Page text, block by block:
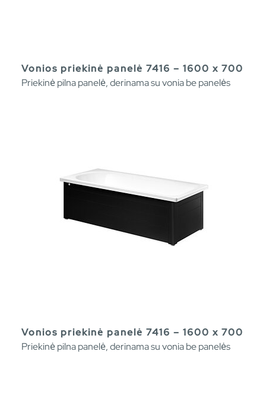
Vonios priekinė panelė 7416 – 1600 x 700
Priekinė pilna panelė, derinama su vonia be panelės
Vonios priekinė panelė 7416 – 1600 x 700
Priekinė pilna panelė, derinama su vonia be panelės